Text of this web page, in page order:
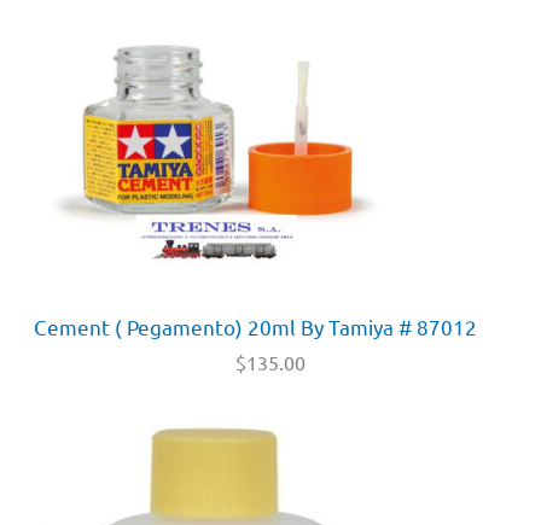
Cement ( Pegamento) 20ml By Tamiya # 87012
$135.00